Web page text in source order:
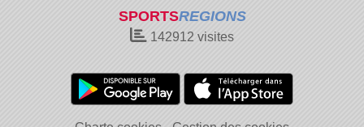
SPORTSREGIONS
142912 visites